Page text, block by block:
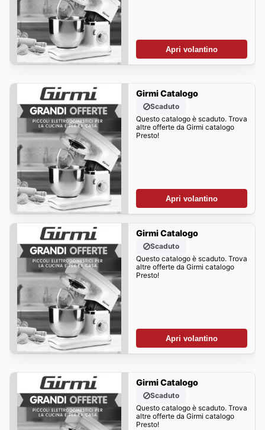
Apri volantino
Girmi Catalogo
Scaduto
Questo catalogo è scaduto. Trova
altre offerte da Girmi catalogo
Presto!
Apri volantino
Girmi Catalogo
Scaduto
Questo catalogo è scaduto. Trova
altre offerte da Girmi catalogo
Presto!
Apri volantino
Girmi Catalogo
Scaduto
Questo catalogo è scaduto. Trova
altre offerte da Girmi catalogo
Presto!